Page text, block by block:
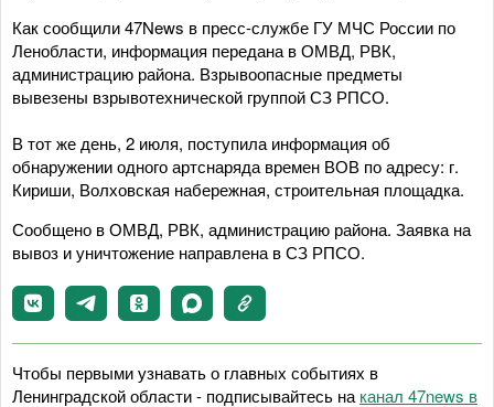
Как сообщили 47News в пресс-службе ГУ МЧС России по
Ленобласти, информация передана в ОМВД, РВК,
администрацию района. Взрывоопасные предметы
вывезены взрывотехнической группой СЗ РПСО.
В тот же день, 2 июля, поступила информация об
обнаружении одного артснаряда времен ВОВ по адресу: г.
Кириши, Волховская набережная, строительная площадка.
Сообщено в ОМВД, РВК, администрацию района. Заявка на
вывоз и уничтожение направлена в СЗ РПСО.
Чтобы первыми узнавать о главных событиях в
Ленинградской области - подписывайтесь на канал 47news в